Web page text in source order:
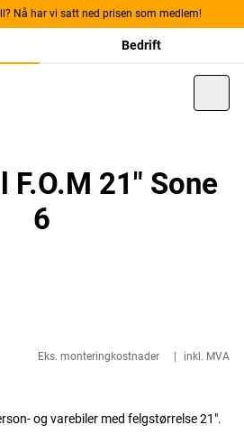
Nå har vi satt ned prisen som medlem!
Bedrift
F.O.M 21" Sone
6
Eks. monteringkostnader inkl. MVA
og varebiler med felgstørrelse 21".